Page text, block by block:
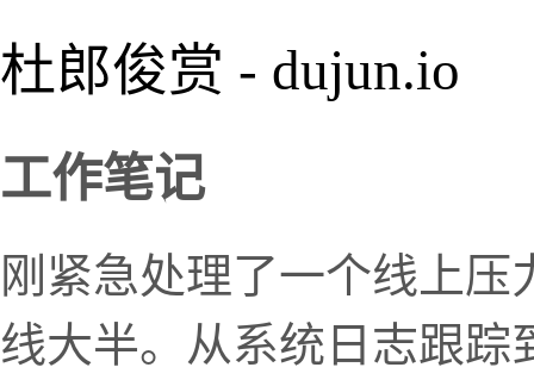
杜郎俊赏 - dujun.io
工作笔记
刚紧急处理了一个线上
线大半。从系统日志跟